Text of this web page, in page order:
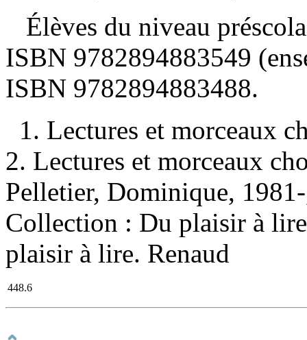
Élèves du niveau
ISBN 9782894883549
ISBN 9782894883488.
1. Lectures et morceaux
2. Lectures et morceaux
Pelletier, Dominique,
Collection : Du plaisir à
plaisir à lire. Renaud
448.6